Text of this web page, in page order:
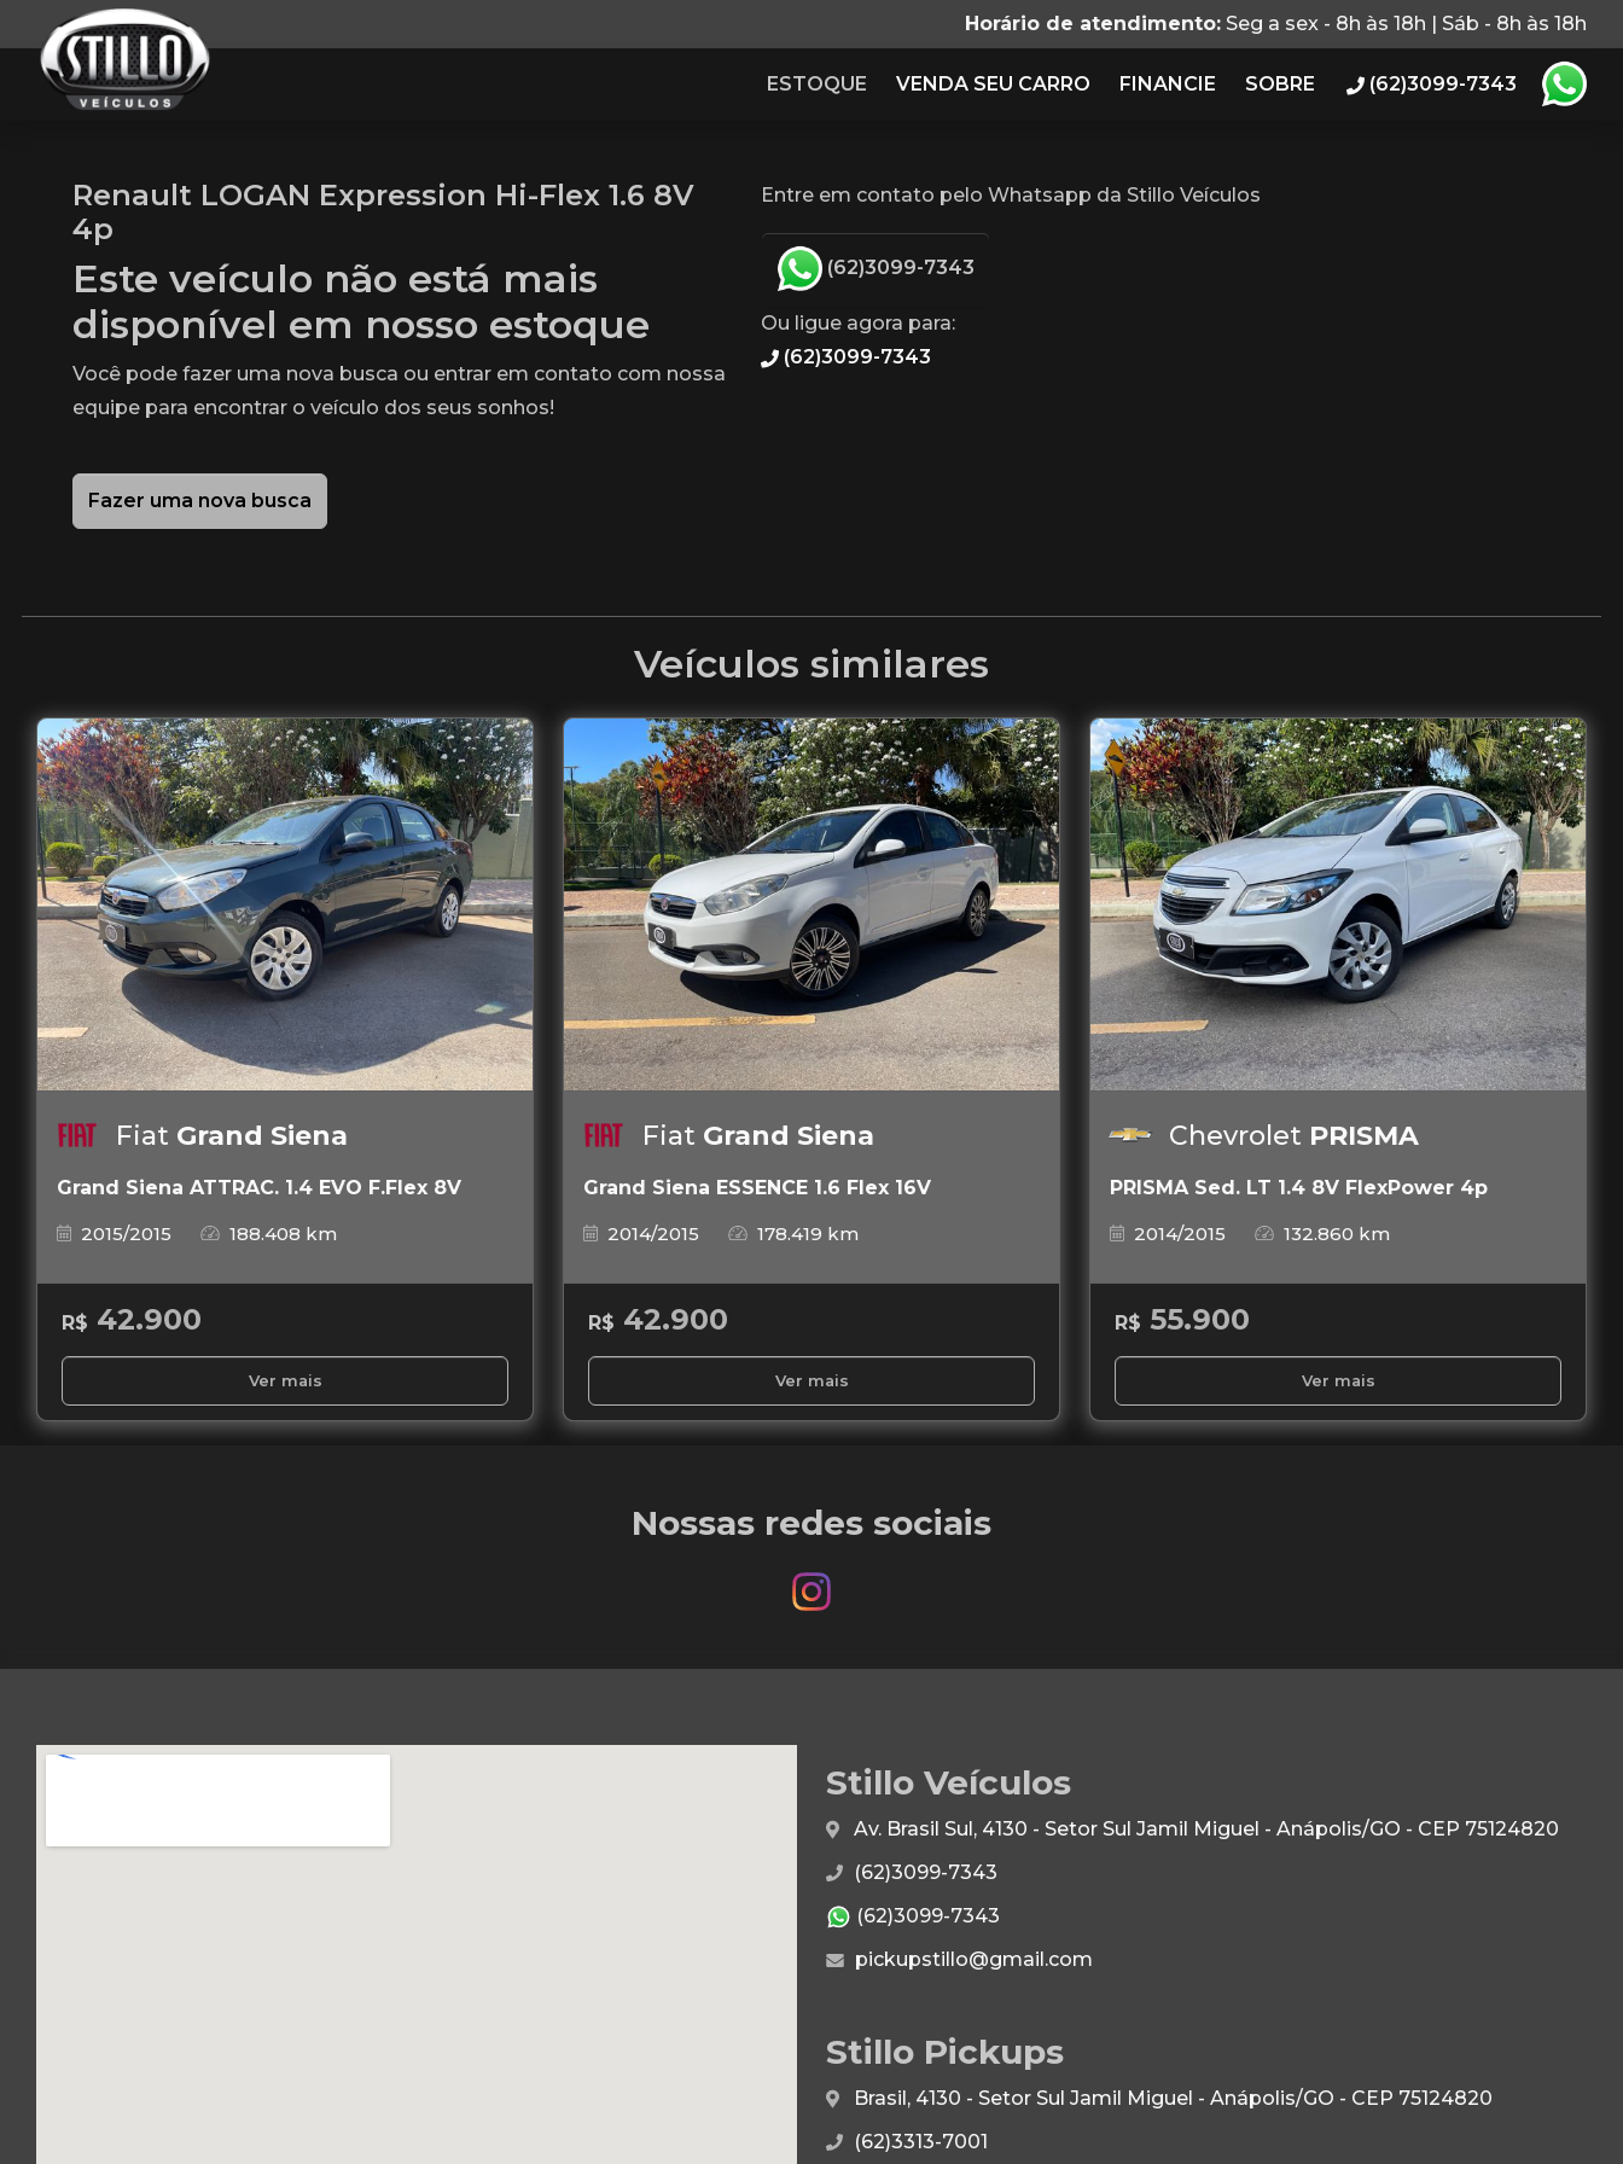
Horário de atendimento: Seg a sex - 8h às 18h | Sáb - 8h às 18h
ESTOQUE VENDA SEU CARRO FINANCIE SOBRE (62)3099-7343
Renault LOGAN Expression Hi-Flex 1.6 8V
4p
Este veículo não está mais
disponível em nosso estoque
Você pode fazer uma nova busca ou entrar em contato com nossa
equipe para encontrar o veículo dos seus sonhos!
Fazer uma nova busca
Entre em contato pelo Whatsapp da Stillo Veículos
(62)3099-7343
Ou ligue agora para:
(62)3099-7343
Veículos similares
Fiat Grand Siena
Grand Siena ATTRAC. 1.4 EVO F.Flex 8V
2015/2015
188.408 km
R$ 42.900
Ver mais
Fiat Grand Siena
Grand Siena ESSENCE 1.6 Flex 16V
2014/2015
178.419 km
R$ 42.900
Ver mais
Chevrolet PRISMA
PRISMA Sed. LT 1.4 8V FlexPower 4p
2014/2015
132.860 km
R$ 55.900
Ver mais
Nossas redes sociais
Stillo Veículos
Av. Brasil Sul, 4130 - Setor Sul Jamil Miguel - Anápolis/GO - CEP 75124820
(62)3099-7343
(62)3099-7343
pickupstillo@gmail.com
Stillo Pickups
Brasil, 4130 - Setor Sul Jamil Miguel - Anápolis/GO - CEP 75124820
(62)3313-7001